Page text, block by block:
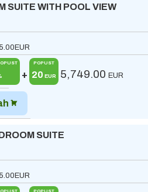
SUITE WITH POOL VIEW
EUR
+
POPUST
20 EUR 5,749.00 EUR
SUITE
EUR